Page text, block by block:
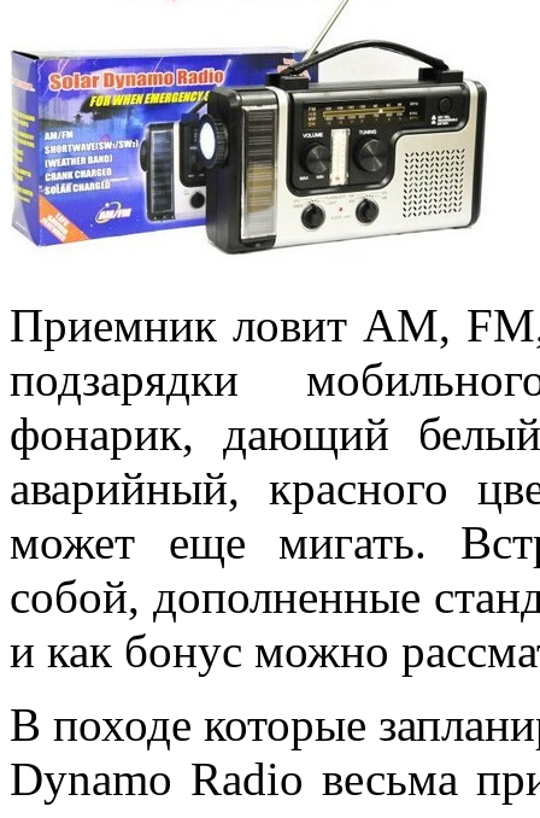
Приемник ловит AM,
подзарядки
фонарик, дающий
аварийный, красного
может еще мигать.
собой, дополненные
и как бонус можно
В походе которые
Dynamo Radio весьма